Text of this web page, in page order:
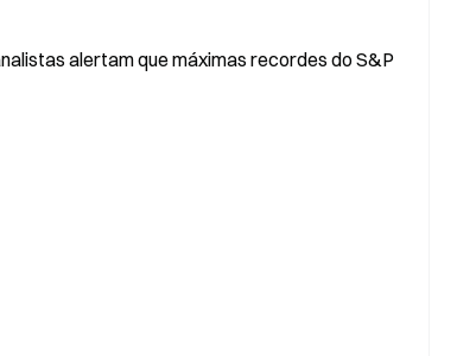
alertam que máximas recordes do S&P